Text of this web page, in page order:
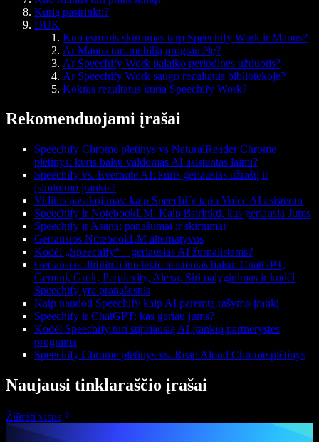
Kurią pasirinkti?
DUK
Kuo esminis skirtumas tarp Speechify Work ir Manus?
Ar Manus turi mobilią programėlę?
Ar Speechify Work palaiko periodines užduotis?
Ar Speechify Work saugo rezultatus bibliotekoje?
Kokius rezultatus kuria Speechify Work?
Rekomenduojami įrašai
Speechify Chrome plėtinys vs NaturalReader Chrome
plėtinys: kuris balsu valdomas AI asistentas laimi?
Speechify vs. Evernote AI: kuris geriausias užrašų ir
įsiminimo įrankis?
Vidinis pasakojimas: kaip Speechify tapo Voice AI asistentu
Speechify ir NotebookLM: Kaip išsirinkti, kas geriausia Jums
Speechify ir Asana: panašumai ir skirtumai
Geriausios NotebookLM alternatyvos
Kodėl „Speechify“ – geriausias AI žurnalistams?
Geriausias dirbtinio intelekto asistentas balsu: ChatGPT,
Gemini, Grok, Perplexity, Alexa, Siri palyginimas ir kodėl
Speechify yra pranašesnis
Kaip naudoti Speechify kaip AI paremtą rašymo įrankį
Speechify ir ChatGPT: kas geriau jums?
Kodėl Speechify turi stipriausią AI įrankių partnerystės
programą
Speechify Chrome plėtinys vs. Read Aloud Chrome plėtinys
Naujausi tinklaraščio įrašai
Žiūrėti visus